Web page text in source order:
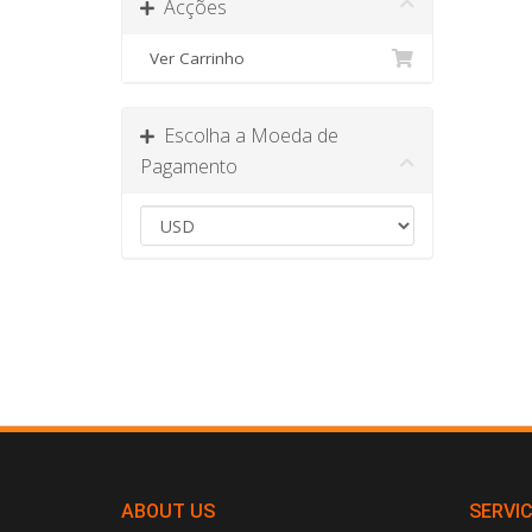
Acções
Ver Carrinho
Escolha a Moeda de
Pagamento
ABOUT US